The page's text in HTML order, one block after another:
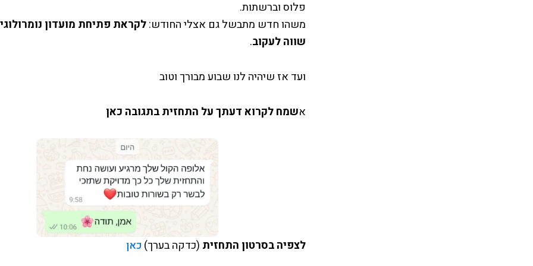
פלוס וברשתות.
משהו חדש מתבשל גם אצלי החודש:לקראת פתיחת מועדון
שווה לעקוב.
ועד אז שיהיה לנו שבוע מבורך וטוב
אשמח לקרוא דעתך על התחזית בתגובה כאן
לצפיה בסרטון התחזית (כדקה בערך) כאן